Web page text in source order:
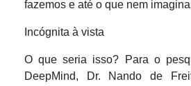
fazemos e até o que nem
Incógnita à vista
O que seria isso? Para o
DeepMind, Dr. Nando de